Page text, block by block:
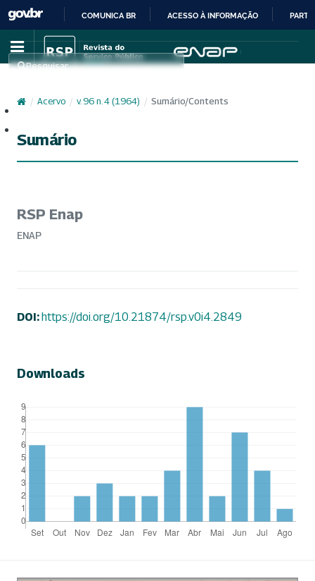
IR
PARA
CONTEÚDO
COMUNICA BR ACESSO À INFORMAÇÃO
Pesquisar
/ Acervo / v. 96 n. 4 (1964) / Sumário/Contents
Sumário
RSP Enap
ENAP
DOI:https://doi.org/10.21874/rsp.v0i4.2849
Downloads